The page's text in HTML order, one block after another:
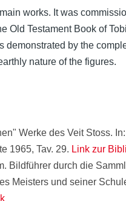
works. It was
Old Testament Book of
demonstrated by the
nature of the figures.
Werke des Veit Stoss.
1965, Tav. 29. Link zur
Bildführer durch die
Meisters und seiner